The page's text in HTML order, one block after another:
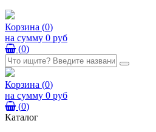
Корзина (0)
на сумму 0 руб
(0)
Корзина (0)
на сумму 0 руб
(0)
Каталог